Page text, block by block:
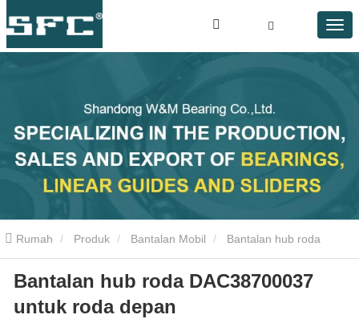
Rumah Produk Bantalan Mobil
DAC38700037 untuk roda depan
Bantalan hub roda DAC38700037
untuk roda depan